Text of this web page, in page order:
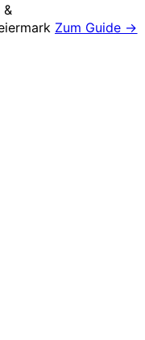
&
Zum Guide →